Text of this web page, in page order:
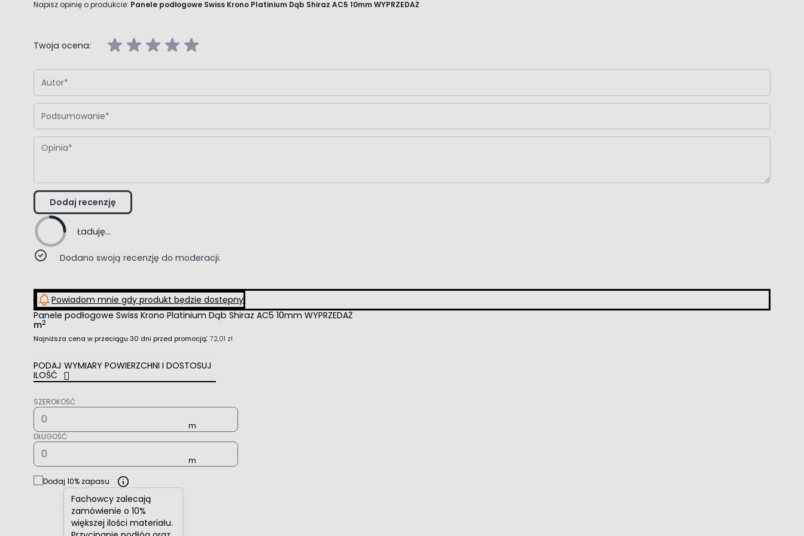
Napisz opinię o produkcie: Panele podłogowe Swiss Krono Platinium Dąb Shiraz AC5 10mm WYPRZEDAŻ
Twoja ocena:
Autor
Podsumowanie
Opinia
Dodaj recenzję
Ładuję...
Dodano swoją recenzję do moderacji.
Powiadom mnie gdy produkt będzie dostępny
Panele podłogowe Swiss Krono Platinium Dąb Shiraz AC5 10mm WYPRZEDAŻ
m2
Najniższa cena w przeciągu 30 dni przed promocją:72,01 zł
PODAJ WYMIARY POWIERZCHNI I DOSTOSUJ
ILOŚĆ
SZEROKOŚĆ
DŁUGOŚĆ
Dodaj 10% zapasu
Fachowcy zalecają
zamówienie o 10%
większej ilości materiału.